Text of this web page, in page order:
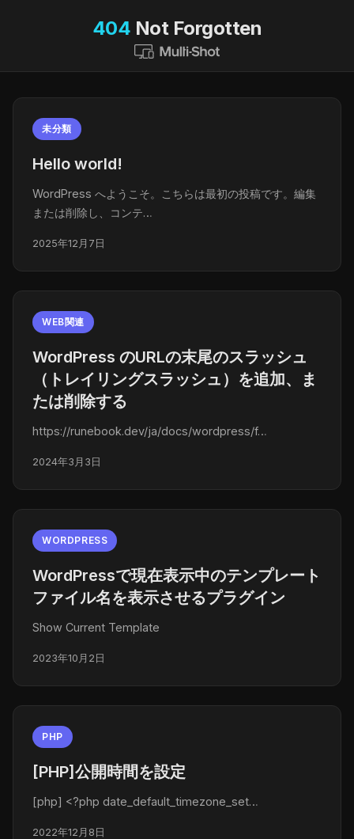
404 Not Forgotten
未分類
Hello world!
WordPress へようこそ。こちらは最初の投稿です。編集
または削除し、コンテ…
2025年12月7日
WEB関連
WordPress のURLの末尾のスラッシュ
（トレイリングスラッシュ）を追加、ま
たは削除する
https://runebook.dev/ja/docs/wordpress/f…
2024年3月3日
WORDPRESS
WordPressで現在表示中のテンプレート
ファイル名を表示させるプラグイン
Show Current Template
2023年10月2日
PHP
[PHP]公開時間を設定
[php] <?php date_default_timezone_set…
2022年12月8日